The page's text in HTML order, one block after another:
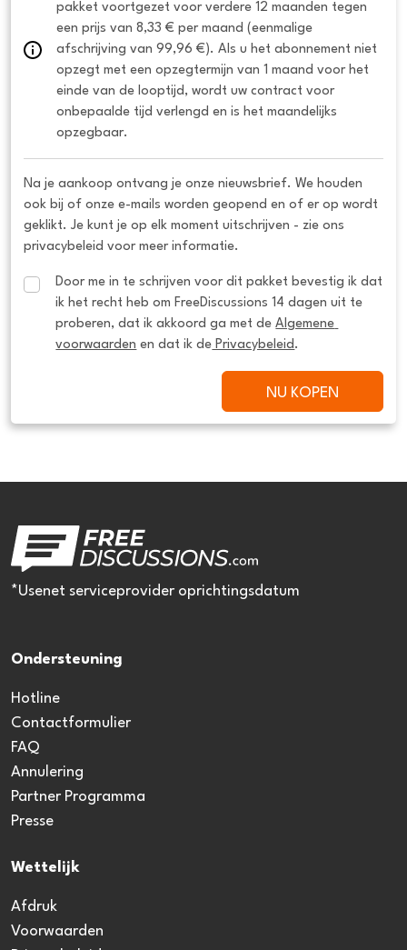
pakket voortgezet voor verdere 12 maanden tegen
een prijs van 8,33 € per maand (eenmalige
afschrijving van 99,96 €). Als u het abonnement niet
opzegt met een opzegtermijn van 1 maand voor het
einde van de looptijd, wordt uw contract voor
onbepaalde tijd verlengd en is het maandelijks
opzegbaar.
Na je aankoop ontvang je onze nieuwsbrief. We houden
ook bij of onze e-mails worden geopend en of er op wordt
geklikt. Je kunt je op elk moment uitschrijven - zie ons
privacybeleid voor meer informatie.
Door me in te schrijven voor dit pakket bevestig ik dat
ik het recht heb om FreeDiscussions 14 dagen uit te
proberen, dat ik akkoord ga met de Algemene
voorwaarden en dat ik de Privacybeleid .
NU KOPEN
*Usenet serviceprovider oprichtingsdatum
Ondersteuning
Hotline
Contactformulier
FAQ
Annulering
Partner Programma
Presse
Wettelijk
Afdruk
Voorwaarden